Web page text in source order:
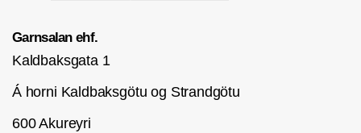
Garnsalan ehf.
Kaldbaksgata 1
Á horni Kaldbaksgötu og Strandgötu
600 Akureyri